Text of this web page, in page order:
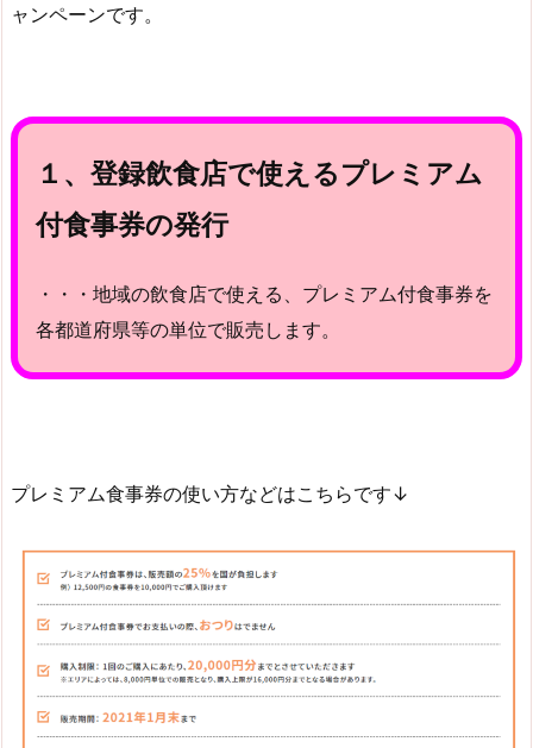
ャンペーンです。
１、登録飲食店で使えるプレミアム
付食事券の発行
・・・地域の飲食店で使える、プレミアム付食事券を
各都道府県等の単位で販売します。
プレミアム食事券の使い方などはこちらです↓